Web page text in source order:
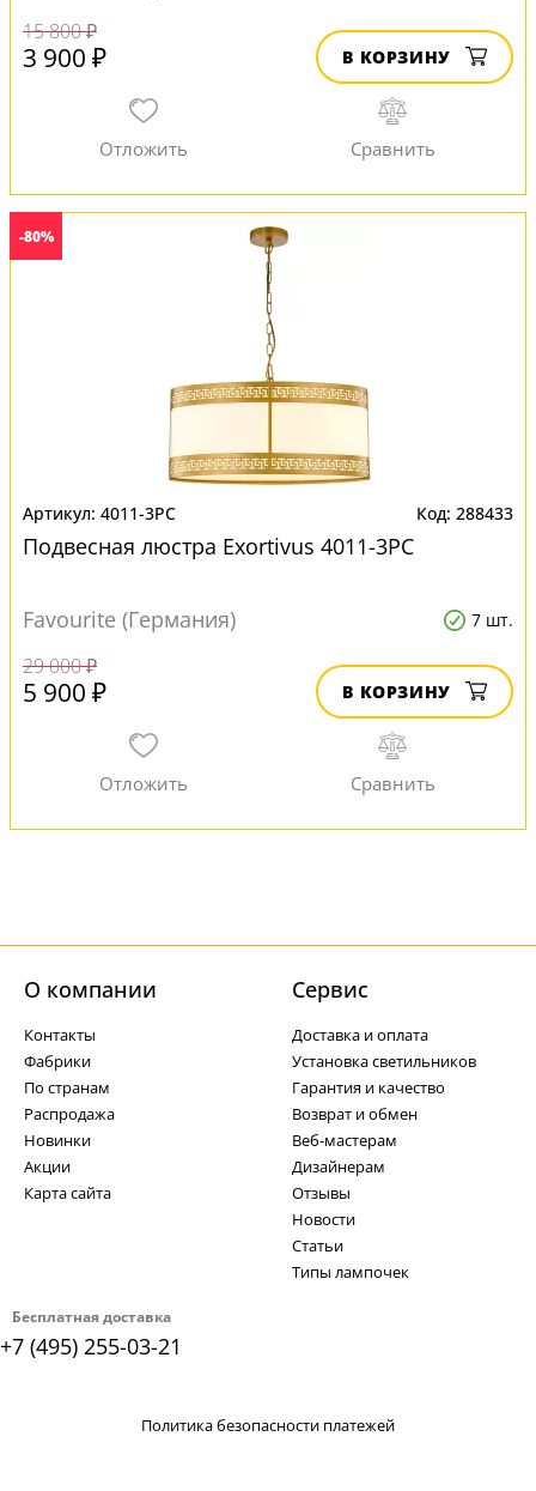
15 800 ₽
3 900 ₽ В КОРЗИНУ
-80%
4011-3PC 288433
Подвесная люстра Exortivus 4011-3PC
Favourite (Германия) 7 шт.
29 000 ₽
5 900 ₽ В КОРЗИНУ
Бесплатная доставка
+7 (495) 255-03-21
О компании
Контакты
Фабрики
По странам
Распродажа
Новинки
Акции
Карта сайта
Cервис
Доставка и оплата
Установка светильников
Гарантия и качество
Возврат и обмен
Веб-мастерам
Дизайнерам
Отзывы
Новости
Статьи
Типы лампочек
Политика безопасности платежей